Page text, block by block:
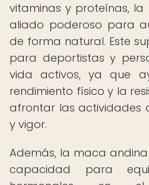
vitaminas y proteínas,
aliado poderoso para
de forma natural. Este
para deportistas y
vida activos, ya que
rendimiento físico y la
afrontar las actividades
y vigor.
Además, la maca
capacidad para